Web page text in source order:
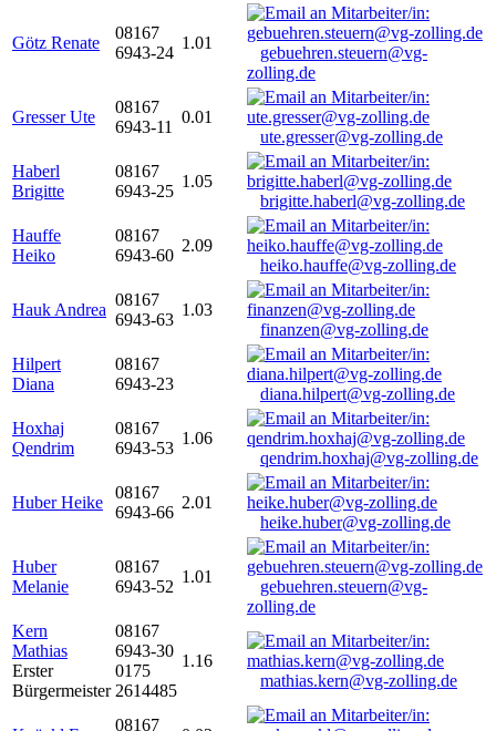
Götz Renate
08167
6943-24
1.01
gebuehren.steuern@vg-
zolling.de
Gresser Ute
08167
6943-11
0.01
ute.gresser@vg-zolling.de
Haberl
Brigitte
08167
6943-25
1.05
brigitte.haberl@vg-zolling.de
Hauffe
Heiko
08167
6943-60
2.09
heiko.hauffe@vg-zolling.de
Hauk Andrea
08167
6943-63
1.03
finanzen@vg-zolling.de
Hilpert
Diana
08167
6943-23
diana.hilpert@vg-zolling.de
Hoxhaj
Qendrim
08167
6943-53
1.06
qendrim.hoxhaj@vg-zolling.de
Huber Heike
08167
6943-66
2.01
heike.huber@vg-zolling.de
Huber
Melanie
08167
6943-52
1.01
gebuehren.steuern@vg-
zolling.de
Kern
Mathias
Erster
Bürgermeister
08167
6943-30
0175
2614485
1.16
mathias.kern@vg-zolling.de
08167